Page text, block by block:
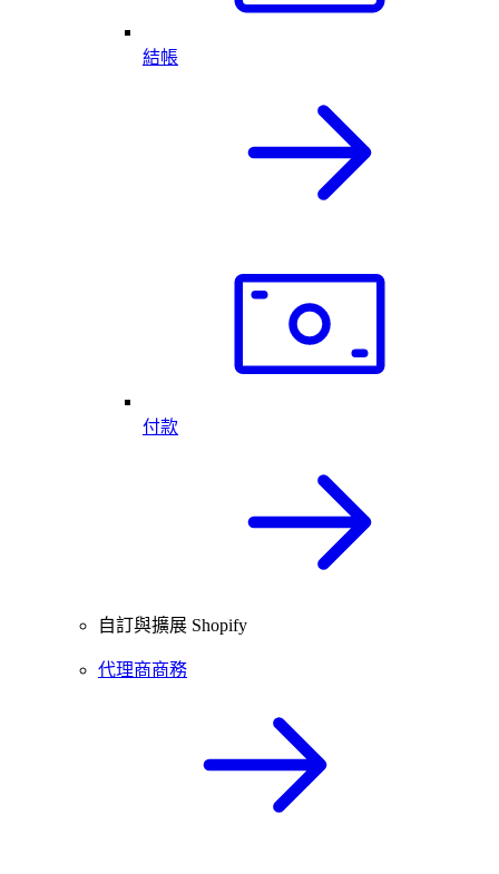
結帳
付款
自訂與擴展 Shopify
代理商商務